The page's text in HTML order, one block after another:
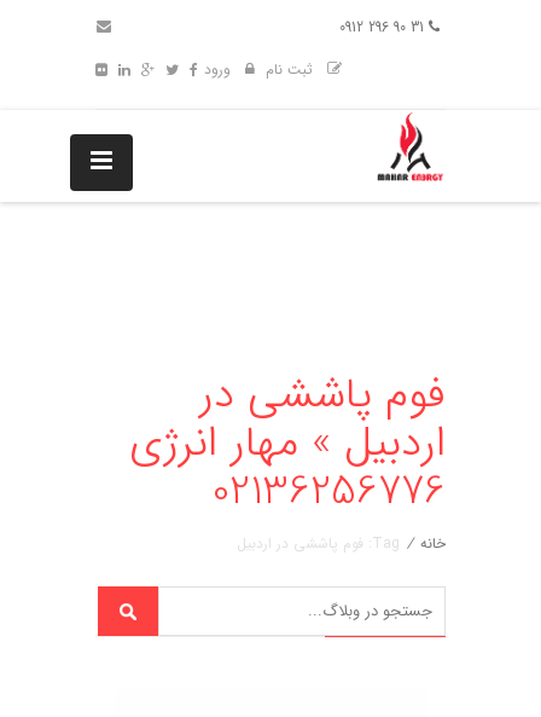
ثبت نام
ورود
فوم پاششی در
اردبیل » مهار انرژی
02136256776
خانه / Tag: فوم پاششی در اردبیل